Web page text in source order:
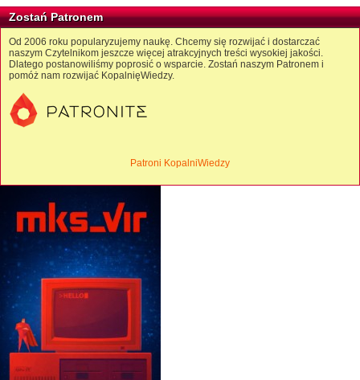
Zostań Patronem
Od 2006 roku popularyzujemy naukę. Chcemy się rozwijać i dostarczać
naszym Czytelnikom jeszcze więcej atrakcyjnych treści wysokiej jakości.
Dlatego postanowiliśmy poprosić o wsparcie. Zostań naszym Patronem i
pomóż nam rozwijać KopalnięWiedzy.
Patroni KopalniWiedzy